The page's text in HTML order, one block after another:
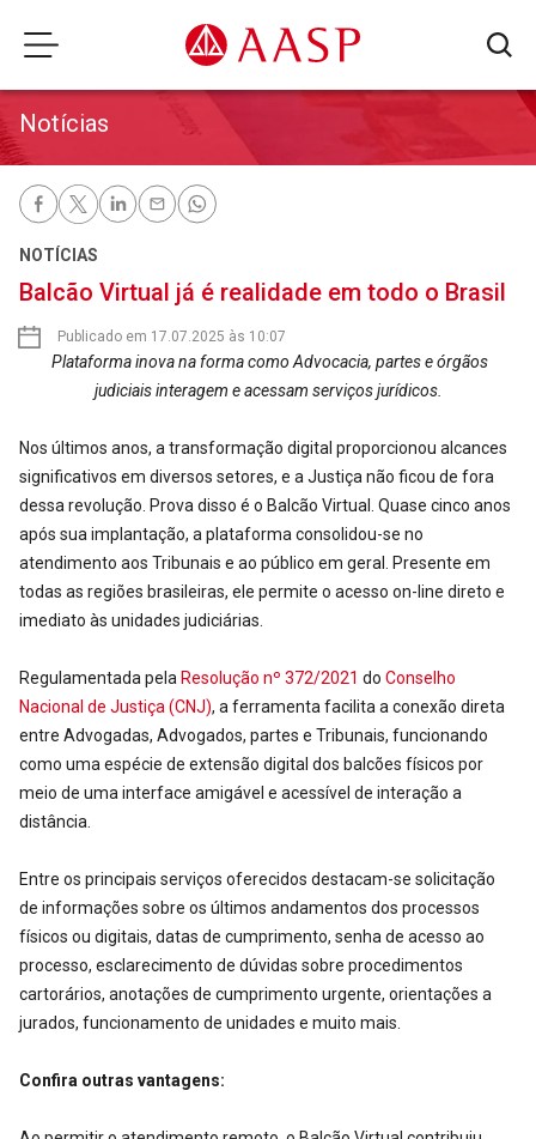
Notícias
NOTÍCIAS
Balcão Virtual já é realidade em todo o Brasil
Publicado em 17.07.2025 às 10:07
Plataforma inova na forma como Advocacia, partes e órgãos
judiciais interagem e acessam serviços jurídicos.
Nos últimos anos, a transformação digital proporcionou alcances
significativos em diversos setores, e a Justiça não ficou de fora
dessa revolução. Prova disso é o Balcão Virtual. Quase cinco anos
após sua implantação, a plataforma consolidou-se no
atendimento aos Tribunais e ao público em geral. Presente em
todas as regiões brasileiras, ele permite o acesso on-line direto e
imediato às unidades judiciárias.
Regulamentada pela Resolução nº 372/2021 do Conselho
Nacional de Justiça (CNJ), a ferramenta facilita a conexão direta
entre Advogadas, Advogados, partes e Tribunais, funcionando
como uma espécie de extensão digital dos balcões físicos por
meio de uma interface amigável e acessível de interação a
distância.
Entre os principais serviços oferecidos destacam-se solicitação
de informações sobre os últimos andamentos dos processos
físicos ou digitais, datas de cumprimento, senha de acesso ao
processo, esclarecimento de dúvidas sobre procedimentos
cartorários, anotações de cumprimento urgente, orientações a
jurados, funcionamento de unidades e muito mais.
Confira outras vantagens: